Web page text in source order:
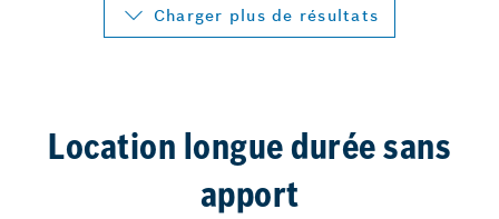
Charger plus de résultats
Location longue durée sans
apport